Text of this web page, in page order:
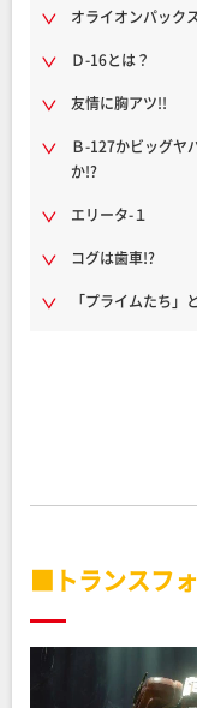
オライオンパック
Ｄ-16とは？
友情に胸アツ!!
Ｂ-127かビッグヤ
か!?
エリータ-１
コグは歯車!?
「プライムたち」
■トランスフ